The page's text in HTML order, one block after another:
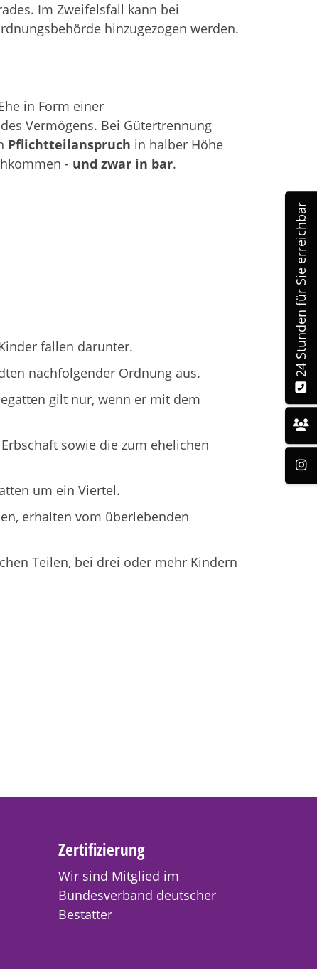
Im Zweifelsfall kann bei
hinzugezogen werden.
in Form einer
Vermögens. Bei Gütertrennung
Pflichtteilanspruch in halber Höhe
- und zwar in bar.
fallen darunter.
nachfolgender Ordnung aus.
gilt nur, wenn er mit dem
sowie die zum ehelichen
um ein Viertel.
erhalten vom überlebenden
Teilen, bei drei oder mehr Kindern
Zertifizierung
Wir sind Mitglied im
Bundesverband deutscher
Bestatter
24 Stunden für Sie erreichbar